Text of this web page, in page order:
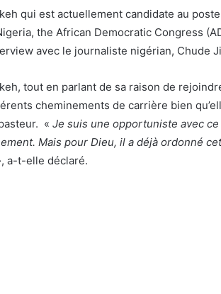
qui est actuellement candidate au
the African Democratic Congress
avec le journaliste nigérian, Chude
tout en parlant de sa raison de
cheminements de carrière bien
« Je suis une opportuniste avec
Mais pour Dieu, il a déjà ordonné
, a-t-elle déclaré.